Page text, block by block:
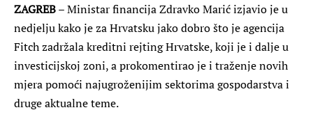
ZAGREB– Ministar financija Zdravko Marić izjavio je u
nedjelju kako je za Hrvatsku jako dobro što je agencija
Fitch zadržala kreditni rejting Hrvatske, koji je i dalje u
investicijskoj zoni, a prokomentirao je i traženje novih
mjera pomoći najugroženijim sektorima gospodarstva i
druge aktualne teme.